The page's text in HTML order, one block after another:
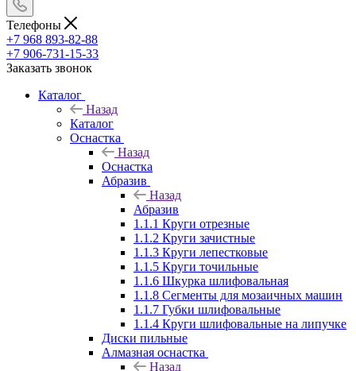
Телефоны
+7 968 893-82-88
+7 906-731-15-33
Заказать звонок
Каталог
Назад
Каталог
Оснастка
Назад
Оснастка
Абразив
Назад
Абразив
1.1.1 Круги отрезные
1.1.2 Круги зачистные
1.1.3 Круги лепестковые
1.1.5 Круги точильные
1.1.6 Шкурка шлифовальная
1.1.8 Сегменты для мозаичных машин
1.1.7 Губки шлифовальные
1.1.4 Круги шлифовальные на липучке
Диски пильные
Алмазная оснастка
Назад